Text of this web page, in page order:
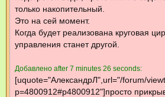
только накопительный.
Это на сей момент.
Когда будет реализована круговая
управления станет другой.
Добавлено after 7 minutes 26 seconds:
[uquote="АлександрЛ",url="/forum/
p=4800912#p4800912"]просто